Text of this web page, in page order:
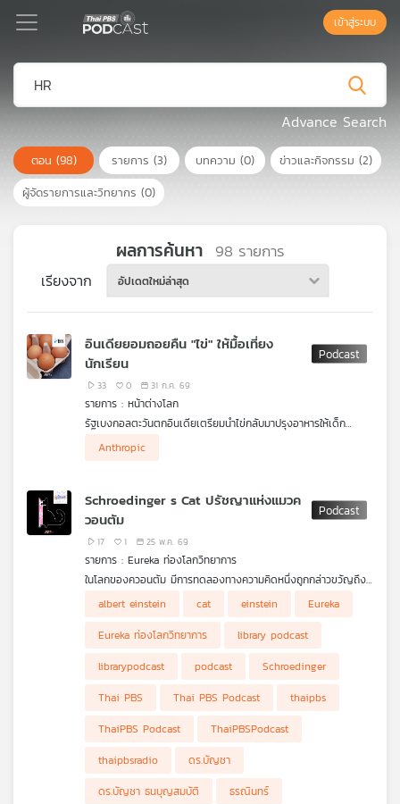
Podcast
เพล
ย์
ลิ
เพล
สต์
บทความ
เข้าสู่ระบบ
Advance Search
ตอน (98) รายการ (3) บทความ (0) ข่าวและกิจกรรม (2)
ผู้จัดรายการและวิทยากร (0)
ผลการค้นหา 98 รายการ
เรียงจาก อัปเดตใหม่ล่าสุด
อินเดียยอมถอยคืน "ไข่" ให้มื้อเที่ยง
นักเรียน
33 0 31 ก.ค. 69
รายการ : หน้าต่างโลก
รัฐเบงกอลตะวันตกอินเดียเตรียมนำไข่กลับมาปรุงอาหารให้เด็ก
เปลี่ยนเป็นอาหารมังสวิรัติจากพืชแทนจนเผชิญกระแสวิพากษ์วิจารณ์
Anthropic
Schroedinger s Cat ปรัชญาแห่งแมวค
วอนตัม
17 1 25 พ.ค. 69
รายการ : Eureka ท่องโลกวิทยาการ
ในโลกของควอนตัม มีการทดลองทางความคิดหนึ่งถูกกล่าวขวัญถึง
(Schrödinger's Cat) ภาพของแมวตัวหนึ่งที่ติดอยู่ในกล่องปิดทึบ
และถูกอธิบายซ้ำ ๆ ในหน้าหนังสือและสื่อสิ่งพิมพ์ทั่วไปว่า ‘กำลังเป็น
และตายในเวลาเดียวกัน’ ได้กลายเป็นสัญลักษณ์อันน่าพิศวงที่แสดง
ถึงความย้อนแย้งของกลศาสตร์ควอนตัม
ทว่าในความเป็นจริง ประวัติศาสตร์และเบื้องหลังของปฏิพัทธ์ทาง
ความคิดนี้กลับมีนัยที่ลึกซึ้งและแตกต่างออกไปอย่างสิ้นเชิง เพราะมัน
ไม่ได้ถูกสร้างขึ้นเพื่อสนับสนุนความลี้ลับของควอนตัม แต่ถูกคิดค้นขึ้น
แย้งของการตีความทฤษฎีทางฟิสิกส์ในยุคนั้น
albert einstein cat einstein
Eureka
Eureka ท่องโลกวิทยาการ
library podcast
librarypodcast
podcast
Schroedinger
Thai PBS
Thai PBS Podcast
thaipbs
ThaiPBS Podcast
ThaiPBSPodcast
thaipbsradio
ดร.บัญชา
ดร.บัญชา ธนบุญสมบัติ
ธรณินทร์